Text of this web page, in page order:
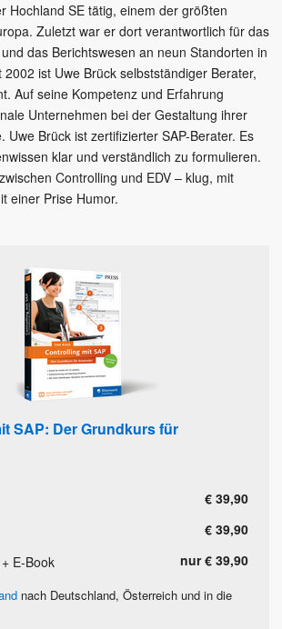
Hochland SE tätig, einem der größten
Zuletzt war er dort verantwortlich für das
das Berichtswesen an neun Standorten in
ist Uwe Brück selbstständiger Berater,
Auf seine Kompetenz und Erfahrung
Unternehmen bei der Gestaltung ihrer
Uwe Brück ist zertifizierter SAP-Berater. Es
klar und verständlich zu formulieren.
Controlling und EDV – klug, mit
einer Prise Humor.
SAP: Der Grundkurs für
€ 39,90
€ 39,90
E-Book
nur € 39,90
nach Deutschland, Österreich und in die